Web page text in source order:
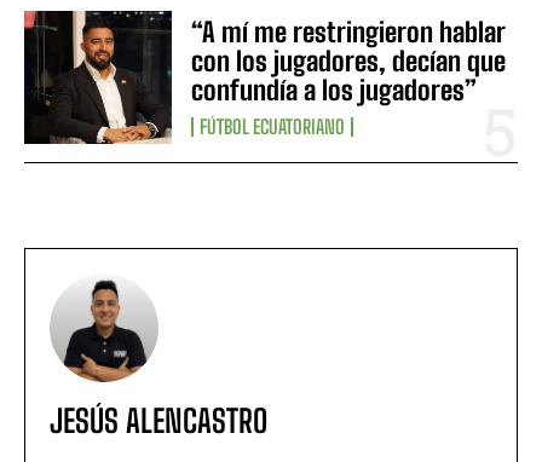
“A mí me restringieron hablar
con los jugadores, decían que
confundía a los jugadores”
FÚTBOL ECUATORIANO
JESÚS ALENCASTRO